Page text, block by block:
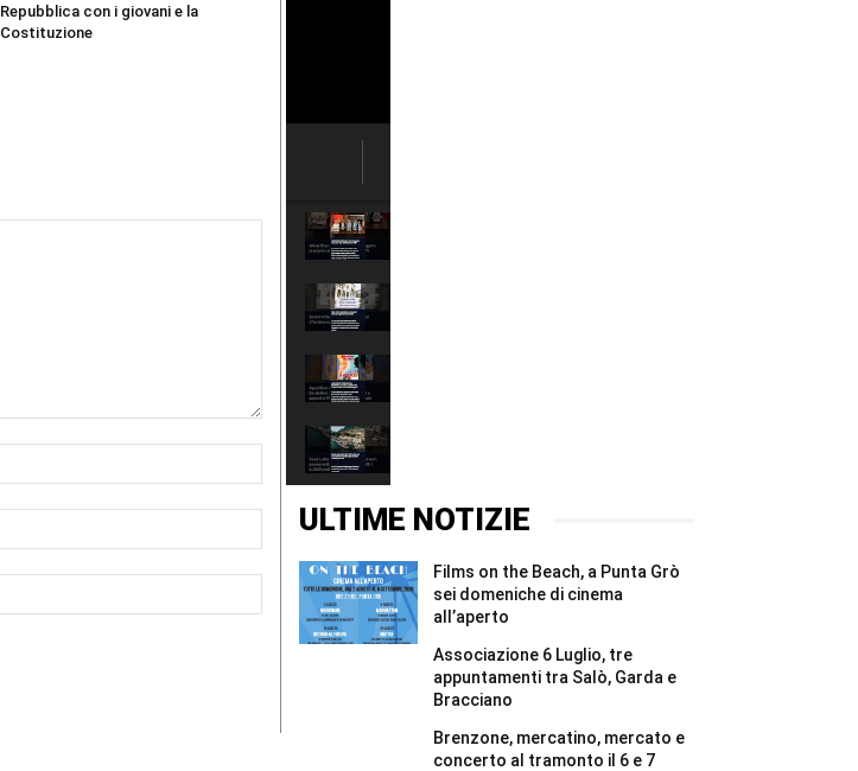
Repubblica con i giovani e la
Costituzione
Nome:*
Email:*
sapori
Carrar...
#Shorts
2027
sold
assegnati
in
quattro
giorni
tutti
i
5.000
pettorali
#Shorts
ULTIME NOTIZIE
Films on the Beach, a Punta Grò
sei domeniche di cinema
all’aperto
Associazione 6 Luglio, tre
appuntamenti tra Salò, Garda e
Bracciano
Brenzone, mercatino, mercato e
concerto al tramonto il 6 e 7